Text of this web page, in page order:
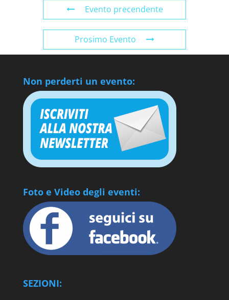
Evento precendente
Prosimo Evento
Non perderti un evento:
Foto e Video degli eventi:
SEZIONI: